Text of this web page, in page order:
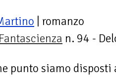
| romanzo
n. 94 -
punto siamo disposti